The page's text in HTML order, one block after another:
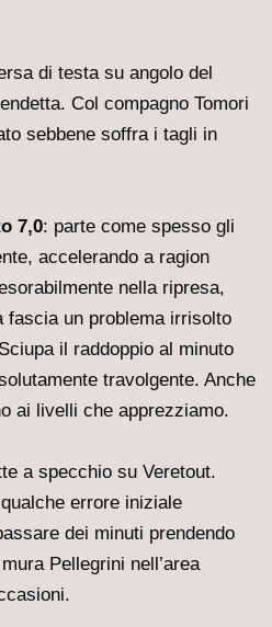
di testa su angolo del
Col compagno Tomori
sebbene soffra i tagli in
7,0: parte come spesso gli
accelerando a ragion
nella ripresa,
fascia un problema irrisolto
il raddoppio al minuto
travolgente. Anche
ai livelli che apprezziamo.
a specchio su Veretout.
errore iniziale
dei minuti prendendo
Pellegrini nell’area